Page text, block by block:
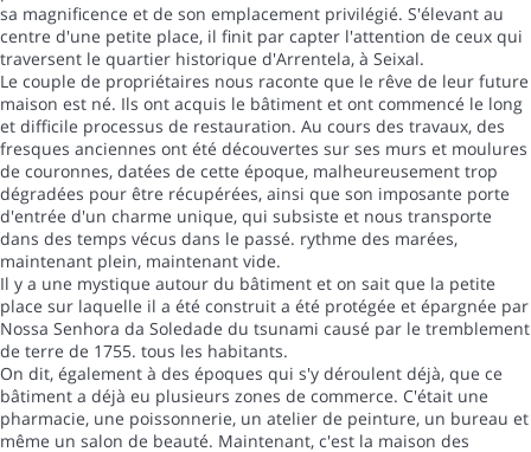
sa magnificence et de son emplacement privilégié. S'élevant au
centre d'une petite place, il finit par capter l'attention de ceux qui
traversent le quartier historique d'Arrentela, à Seixal.
Le couple de propriétaires nous raconte que le rêve de leur future
maison est né. Ils ont acquis le bâtiment et ont commencé le long
et difficile processus de restauration. Au cours des travaux, des
fresques anciennes ont été découvertes sur ses murs et moulures
de couronnes, datées de cette époque, malheureusement trop
dégradées pour être récupérées, ainsi que son imposante porte
d'entrée d'un charme unique, qui subsiste et nous transporte
dans des temps vécus dans le passé. rythme des marées,
maintenant plein, maintenant vide.
Il y a une mystique autour du bâtiment et on sait que la petite
place sur laquelle il a été construit a été protégée et épargnée par
Nossa Senhora da Soledade du tsunami causé par le tremblement
de terre de 1755. tous les habitants.
On dit, également à des époques qui s'y déroulent déjà, que ce
bâtiment a déjà eu plusieurs zones de commerce. C'était une
pharmacie, une poissonnerie, un atelier de peinture, un bureau et
même un salon de beauté. Maintenant, c'est la maison des